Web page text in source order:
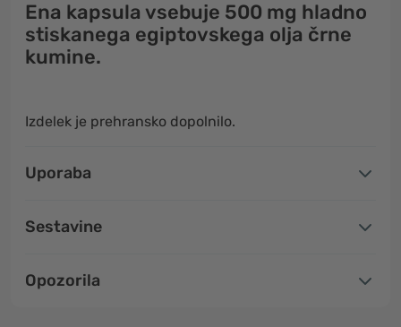
Ena kapsula vsebuje 500 mg hladno
stiskanega egiptovskega olja črne
kumine.
Izdelek je prehransko dopolnilo.
Uporaba
Sestavine
Opozorila